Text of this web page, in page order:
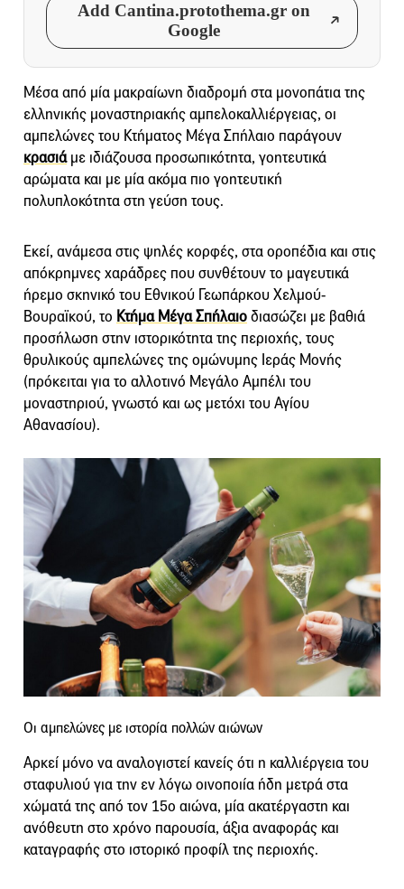
Add Cantina.protothema.gr on
Google
Μέσα από μία μακραίωνη διαδρομή στα μονοπάτια της
ελληνικής μοναστηριακής αμπελοκαλλιέργειας, οι
αμπελώνες του Κτήματος Μέγα Σπήλαιο παράγουν
κρασιάμε ιδιάζουσα προσωπικότητα, γοητευτικά
αρώματα και με μία ακόμα πιο γοητευτική
πολυπλοκότητα στη γεύση τους.
Εκεί, ανάμεσα στις ψηλές κορφές, στα οροπέδια και στις
απόκρημνες χαράδρες που συνθέτουν το μαγευτικά
ήρεμο σκηνικό του Εθνικού Γεωπάρκου Χελμού-
Βουραϊκού, το Κτήμα Μέγα Σπήλαιοδιασώζει με βαθιά
προσήλωση στην ιστορικότητα της περιοχής, τους
θρυλικούς αμπελώνες της ομώνυμης Ιεράς Μονής
(πρόκειται για το αλλοτινό Μεγάλο Αμπέλι του
μοναστηριού, γνωστό και ως μετόχι του Αγίου
Αθανασίου).
Οι αμπελώνες με ιστορία πολλών αιώνων
Αρκεί μόνο να αναλογιστεί κανείς ότι η καλλιέργεια του
σταφυλιού για την εν λόγω οινοποιία ήδη μετρά στα
χώματά της από τον 15ο αιώνα, μία ακατέργαστη και
ανόθευτη στο χρόνο παρουσία, άξια αναφοράς και
καταγραφής στο ιστορικό προφίλ της περιοχής.